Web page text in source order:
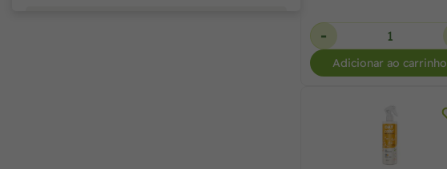
-
Adicionar ao carrinho